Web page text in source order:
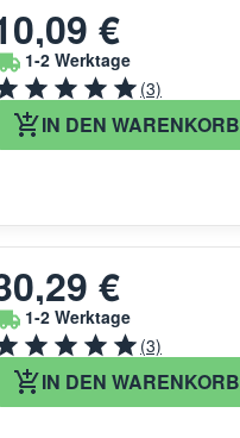
€
1-2 Werktage
(3)
IN DEN WARENKORB
€
1-2 Werktage
(3)
IN DEN WARENKORB